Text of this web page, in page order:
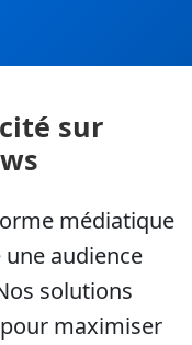
sur
médiatique
audience
solutions
maximiser